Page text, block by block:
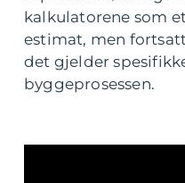
kalkulatorene som
estimat, men
det gjelder
byggeprosessen.